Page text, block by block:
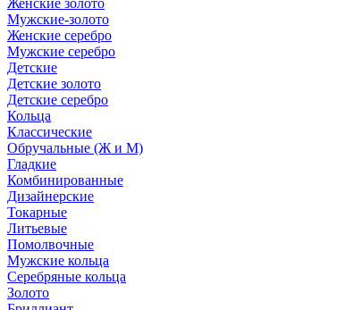
Женские золото
Мужские-золото
Женские серебро
Мужские серебро
Детские
Детские золото
Детские серебро
Кольца
Классические
Обручальные (Ж и М)
Гладкие
Комбинированные
Дизайнерские
Токарные
Литьевые
Помолвочные
Мужские кольца
Серебряные кольца
Золото